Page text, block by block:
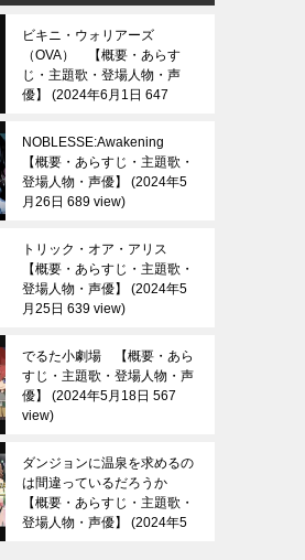
ビキニ・ウォリアーズ
（OVA） 【概要・あらす
じ・主題歌・登場人物・声
優】
2024年6月1日 647
NOBLESSE:Awakening
【概要・あらすじ・主題歌・
登場人物・声優】
2024年5
月26日 689 view
トリック・オア・アリス
【概要・あらすじ・主題歌・
登場人物・声優】
2024年5
月25日 639 view
でるた小劇場 【概要・あら
すじ・主題歌・登場人物・声
優】
2024年5月18日 567
view
ダンジョンに温泉を求めるの
は間違っているだろうか
【概要・あらすじ・主題歌・
登場人物・声優】
2024年5